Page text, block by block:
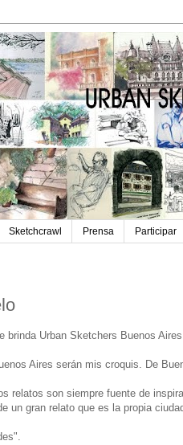
Sketchcrawl Prensa Participar
brinda Urban Sketchers Buenos
Aires serán mis croquis. De
relatos son siempre fuente de
un gran relato que es la propia